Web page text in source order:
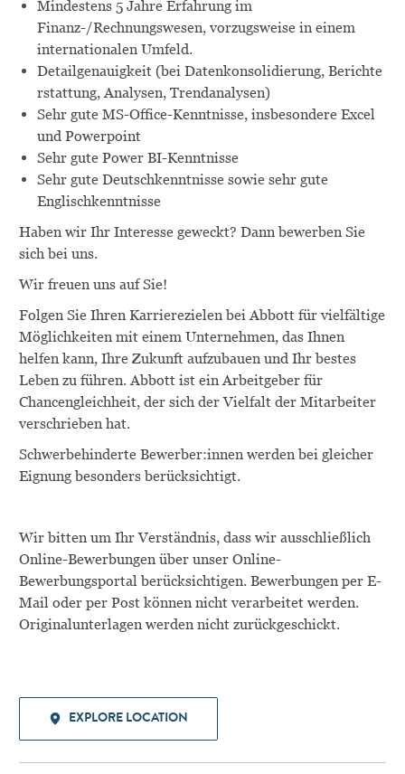
Mindestens 5 Jahre Erfahrung im
Finanz-/Rechnungswesen, vorzugsweise in einem
internationalen Umfeld.
Detailgenauigkeit (bei Datenkonsolidierung, Berichte
rstattung, Analysen, Trendanalysen)
Sehr gute MS-Office-Kenntnisse, insbesondere Excel
und Powerpoint
Sehr gute Power BI-Kenntnisse
Sehr gute Deutschkenntnisse sowie sehr gute
Englischkenntnisse
Haben wir Ihr Interesse geweckt? Dann bewerben Sie
sich bei uns.
Wir freuen uns auf Sie!
Folgen Sie Ihren Karrierezielen bei Abbott für vielfältige
Möglichkeiten mit einem Unternehmen, das Ihnen
helfen kann, Ihre Zukunft aufzubauen und Ihr bestes
Leben zu führen. Abbott ist ein Arbeitgeber für
Chancengleichheit, der sich der Vielfalt der Mitarbeiter
verschrieben hat.
Schwerbehinderte Bewerber:innen werden bei gleicher
Eignung besonders berücksichtigt.
Wir bitten um Ihr Verständnis, dass wir ausschließlich
Online-Bewerbungen über unser Online-
Bewerbungsportal berücksichtigen. Bewerbungen per E-
Mail oder per Post können nicht verarbeitet werden.
Originalunterlagen werden nicht zurückgeschickt.
EXPLORE LOCATION